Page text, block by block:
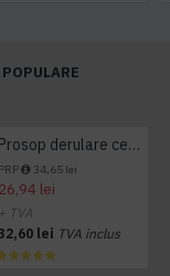
Prosop derulare centrala 1 pliu, 300 m Tork
PRP 34,65 lei
26,94 lei
+ TVA
lei TVA inclus